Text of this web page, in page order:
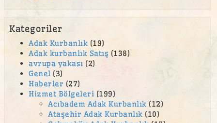
Emek Mahallesi Adak Kurban Satış Yeri
en ucuz kurban
En Yakın acil adak
en yakın adak
En Yakın adak kesim yeri
En Yakın adak kurban satış yerleri
Kategoriler
Adak Kurbanlık (19)
Adak kurbanlık Satış (138)
avrupa yakası (2)
Genel (3)
Haberler (27)
Hizmet Bölgeleri (199)
Acıbadem Adak Kurbanlık (12)
Ataşehir Adak Kurbanlık (10)